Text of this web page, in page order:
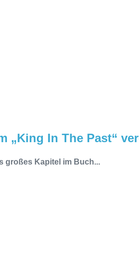
„King In The Past“
großes Kapitel im Buch...